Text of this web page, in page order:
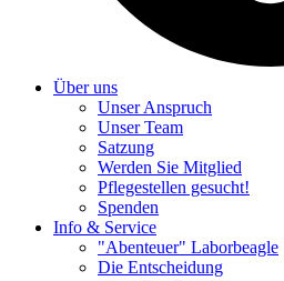
Über uns
Unser Anspruch
Unser Team
Satzung
Werden Sie Mitglied
Pflegestellen gesucht!
Spenden
Info & Service
"Abenteuer" Laborbeagle
Die Entscheidung